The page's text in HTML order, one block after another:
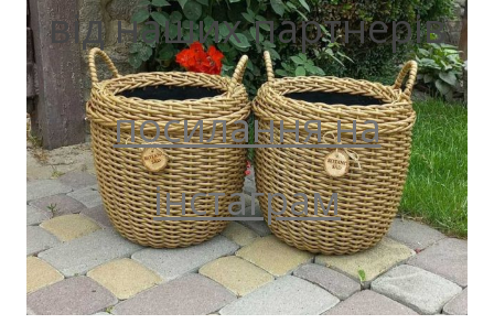
від наших партнерів
посилання на
інстаграм